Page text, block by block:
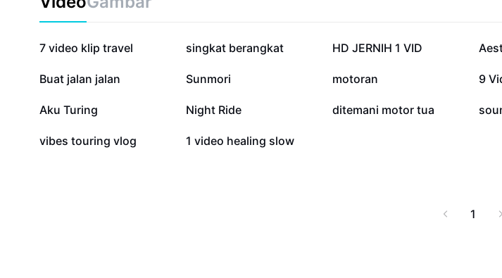
827,3 rb
7 video klip travel 715,9 rb
singkat berangkat 614,1 rb
HD JERNIH 1 VID
67,8 rb
Buat jalan jalan 37 rb
Sunmori 30,3 rb
motoran 9
8,7 rb
Aku Turing 5,3 rb
Night Ride 3 rb
ditemani motor tua 2,1
803
vibes touring vlog 495
1 video healing slow
1